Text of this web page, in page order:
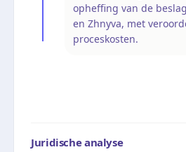
opheffing van de
en Zhnyva, met
proceskosten.
Juridische analyse